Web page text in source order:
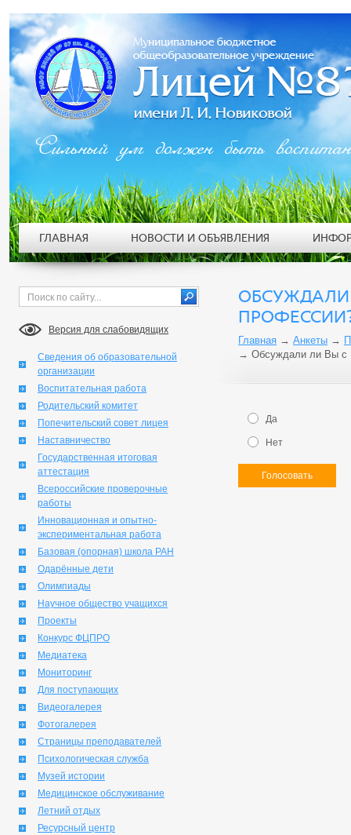
Версия для слабовидящих
Сведения об образовательной
организации
Воспитательная работа
Родительский комитет
Попечительский совет лицея
Наставничество
Государственная итоговая
аттестация
Всероссийские проверочные
работы
Инновационная и опытно-
экспериментальная работа
Базовая (опорная) школа РАН
Одарённые дети
Олимпиады
Научное общество учащихся
Проекты
Конкурс ФЦПРО
Медиатека
Мониторинг
Для поступающих
Видеогалерея
Фотогалерея
Страницы преподавателей
Психологическая служба
Музей истории
Медицинское обслуживание
Летний отдых
Ресурсный центр
Главная → Анкеты →
→ Обсуждали ли Вы с
Да
Нет
Голосовать
Сильный ум должен быть
ГЛАВНАЯ НОВОСТИ И ОБЪЯВЛЕНИЯ